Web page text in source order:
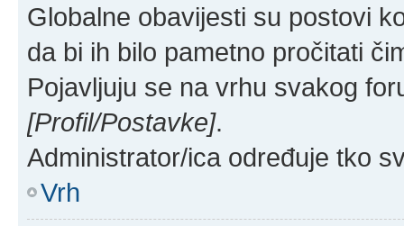
Globalne obavijesti su postovi
da bi ih bilo pametno pročitati
Pojavljuju se na vrhu svakog
[Profil/Postavke].
Administrator/ica određuje tko
Vrh